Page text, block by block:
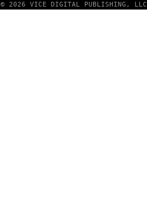
© 2026 VICE DIGITAL PUBLISHING, LLC